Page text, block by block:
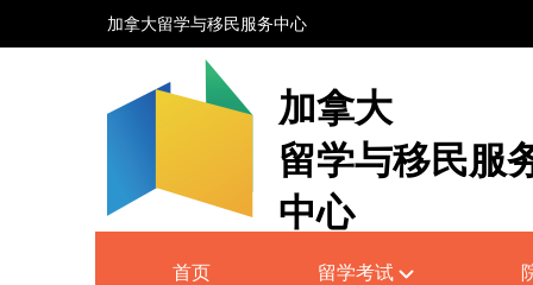
加拿大留学与移民服务中心
加拿大
留学与移民服
中心
Service Centre
首页 留学考试